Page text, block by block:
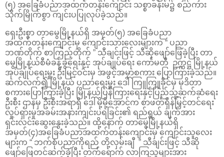
(၅) အခြေခံပညာအထက်တန်းကျောင်း သစ္စာခန်းမ၌ စည်ကား
သိုက်မြိုက်စွာ ကျင်းပပြုလုပ်ခဲ့သည်။
ရှေးဦးစွာ တာမွေမြို့နယ်ရှိ အမှတ်(၅) အခြေခံပညာ
အထက်တန်းကျောင်းမှ ကျောင်းသားလေးများက “ ပညာ
ဘဏ်တိုက် စာကြည့်တိုက် ” သီချင်းဖြင့် သီဆိုဖျော်ဖြေခဲ့ပြီး တာ
မွေမြို့နယ်စီမံခန့်ခွဲရေးနှင့် အုပ်ချုပ်ရေး ကော်မတီ ဥက္ကဋ္ဌ မြို့နယ်
အုပ်ချုပ်ရေးမှူး ဦးမြင့်ဝင်းမှ အဖွင့်အမှာစကား ပြောကြားခဲ့သည်။
ဆက်လက်၍ မြို့နယ် ပညာရေးမှူး ဒေါ်ကြူကြူခိုင်မှ မုဒိတာ
စကားပြောကြားခဲ့ပြီး မြို့နယ်ပြန်ကြားရေးနှင့်ပြည်သူ့ဆက်ဆံရေး
ဦးစီး ဌာနမှ ဦးစီးအရာရှိ ဒေါ်မို့မို့အောင်က စာဖတ်ရှိန်မြှင့်တင်ရေး
လှုပ်ရှားမှုအခမ်းအနားကျင်းပရခြင်း၏ ရည်ရွယ် ချက်အား
ရှင်းလင်းဆွေးနွေးခဲ့သည်။ ထို့နောက် တာမွေမြို့နယ်ရှိ
အမှတ်(၄)အခြေခံပညာအထက်တန်းကျောင်းမှ ကျောင်းသူလေး
များက “ ဘက်စုံပညာကိုရည် တို့လှမ်းချီ ” သီချင်းဖြင့် သီဆို
ဖျော်ဖြေတင်ဆက်ခဲ့ပြီး တက်ရောက် လာကြသူများအား